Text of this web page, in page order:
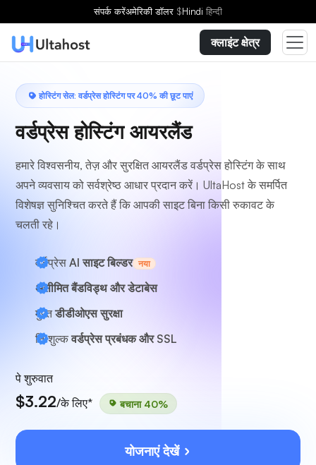
संपर्क करेंअमेरिकी डॉलर $Hindi हिन्दी
क्लाइंट क्षेत्र
होस्टिंग सेल: वर्डप्रेस होस्टिंग पर 40% की छूट पाएं
वर्डप्रेस होस्टिंग आयरलैंड
हमारे विश्वसनीय, तेज़ और सुरक्षित आयरलैंड वर्डप्रेस होस्टिंग के साथ
अपने व्यवसाय को सर्वश्रेष्ठ आधार प्रदान करें। UltaHost के समर्पित
विशेषज्ञ सुनिश्चित करते हैं कि आपकी साइट बिना किसी रुकावट के
चलती रहे।
वर्डप्रेस AI साइट बिल्डर नया
असीमित बैंडविड्थ और डेटाबेस
मुफ़्तडीडीओएस सुरक्षा
निःशुल्कवर्डप्रेस प्रबंधक और SSL
पे शुरुवात
$3.22/के लिए* बचाना 40%
योजनाएं देखें